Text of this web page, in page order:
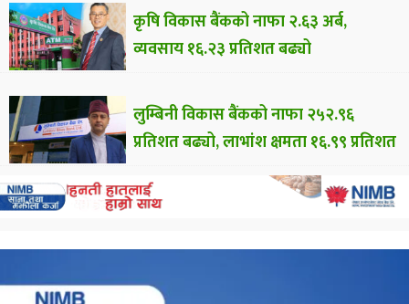
कृषि विकास बैंकको नाफा २.६३ अर्ब,
व्यवसाय १६.२३ प्रतिशत बढ्यो
लुम्बिनी विकास बैंकको नाफा २५२.९६
प्रतिशत बढ्यो, लाभांश क्षमता १६.९९ प्रतिशत